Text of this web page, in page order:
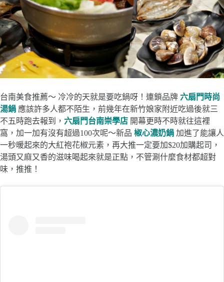
台南美食推薦～ 冷冷的天就是要吃鍋呀！連鎖品牌 六扇門時尚
湯鍋 應該許多人都不陌生，前幾年在新竹娘家附近吃過後就三
不五時跑去報到， 六扇門台南崇學店 開幕更時不時就往這裡
窩，加一加有沒有超過100次呢～新品 椒心濃奶鍋 加進了能讓人
一秒暖起來的大紅袍花椒元素，再大推一定要加$20加購起司，
湯頭又麻又香的滋味喝起來就是正點，不管涮什麼食材都超對
味，推推！